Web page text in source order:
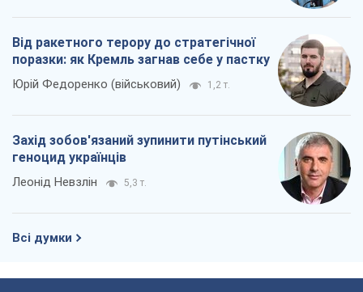
Від ракетного терору до стратегічної
поразки: як Кремль загнав себе у пастку
Юрій Федоренко (військовий) 1,2 т.
Захід зобов'язаний зупинити путінський
геноцид українців
Леонід Невзлін 5,3 т.
Всі думки